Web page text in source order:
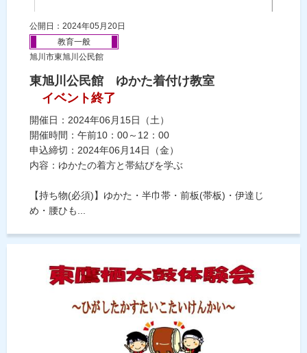
公開日：2024年05月20日
教育一般
旭川市東旭川公民館
東旭川公民館 ゆかた着付け教室
イベント終了
開催日：2024年06月15日（土）
開催時間：午前10：00～12：00
申込締切：2024年06月14日（金）
内容：ゆかたの着方と帯結びを学ぶ
【持ち物(必須)】ゆかた・半巾帯・前板(帯板)・伊達じ
め・腰ひも...